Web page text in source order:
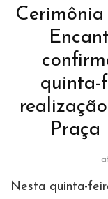
quinta-
Praça
Nesta quinta-